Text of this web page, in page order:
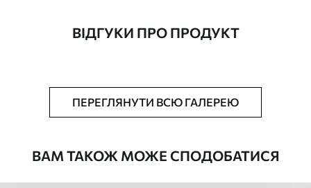
Додатково Можна додати лакове покриття.
ВІДГУКИ ПРО ПРОДУКТ
ПЕРЕГЛЯНУТИ ВСЮ ГАЛЕРЕЮ
ВАМ ТАКОЖ МОЖЕ СПОДОБАТИСЯ